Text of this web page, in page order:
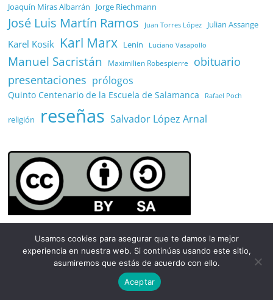
Joaquín Miras Albarrán Jorge Riechmann
José Luis Martín Ramos Juan Torres López Julian Assange
Karel Kosík Karl Marx Lenin Luciano Vasapollo
Manuel Sacristán Maximilien Robespierre
obituario
presentaciones prólogos
Quinto Centenario de la Escuela de Salamanca Rafael Poch
religión reseñas Salvador López Arnal
Acceso
Usamos cookies para asegurar que te damos la mejor
experiencia en nuestra web. Si continúas usando este sitio,
asumiremos que estás de acuerdo con ello.
Aceptar